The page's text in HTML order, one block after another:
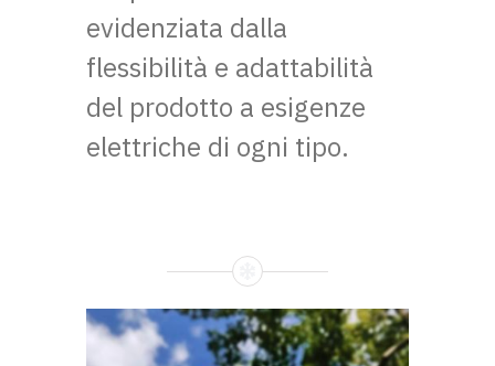
evidenziata dalla
flessibilità e adattabilità
del prodotto a esigenze
elettriche di ogni tipo.